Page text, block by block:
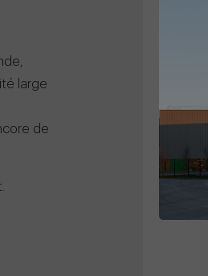
large
de